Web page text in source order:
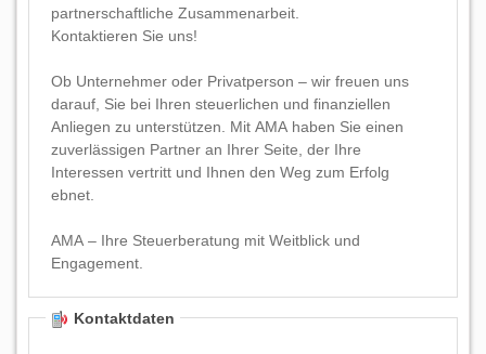
partnerschaftliche Zusammenarbeit.
Kontaktieren Sie uns!
Ob Unternehmer oder Privatperson – wir freuen uns
darauf, Sie bei Ihren steuerlichen und finanziellen
Anliegen zu unterstützen. Mit AMA haben Sie einen
zuverlässigen Partner an Ihrer Seite, der Ihre
Interessen vertritt und Ihnen den Weg zum Erfolg
ebnet.
AMA – Ihre Steuerberatung mit Weitblick und
Engagement.
Kontaktdaten